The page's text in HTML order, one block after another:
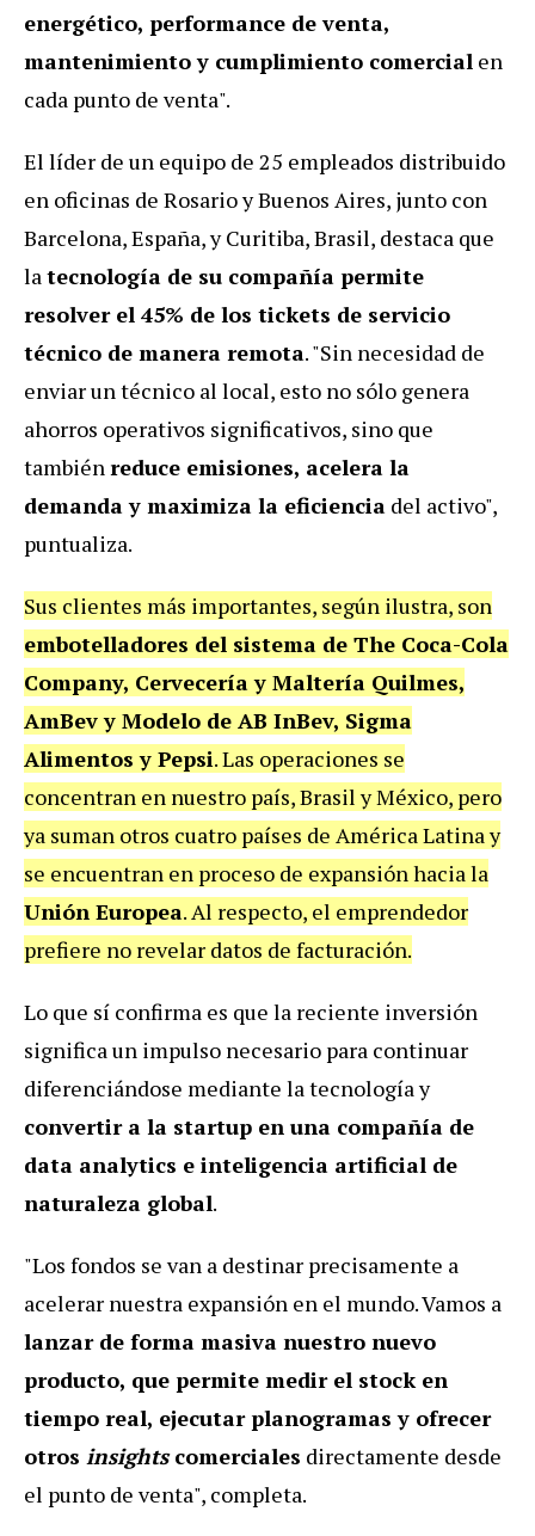
energético, performance de venta,
mantenimiento y cumplimiento comercial en
cada punto de venta".
El líder de un equipo de 25 empleados distribuido
en oficinas de Rosario y Buenos Aires, junto con
Barcelona, España, y Curitiba, Brasil, destaca que
latecnología de su compañía permite
resolver el 45% de los tickets de servicio
técnico de manera remota. "Sin necesidad de
enviar un técnico al local, esto no sólo genera
ahorros operativos significativos, sino que
tambiénreduce emisiones, acelera la
demanda y maximiza la eficiencia del activo",
puntualiza.
Sus clientes más importantes, según ilustra, son
embotelladores del sistema de The Coca-Cola
Company, Cervecería y Maltería Quilmes,
AmBev y Modelo de AB InBev, Sigma
Alimentos y Pepsi. Las operaciones se
concentran en nuestro país, Brasil y México, pero
ya suman otros cuatro países de América Latina y
se encuentran en proceso de expansión hacia la
Unión Europea. Al respecto, el emprendedor
prefiere no revelar datos de facturación.
Lo que sí confirma es que la reciente inversión
significa un impulso necesario para continuar
diferenciándose mediante la tecnología y
convertir a la startup en una compañía de
data analytics e inteligencia artificial de
naturaleza global.
"Los fondos se van a destinar precisamente a
acelerar nuestra expansión en el mundo. Vamos a
lanzar de forma masiva nuestro nuevo
producto, que permite medir el stock en
tiempo real, ejecutar planogramas y ofrecer
otros insightscomerciales directamente desde
el punto de venta", completa.